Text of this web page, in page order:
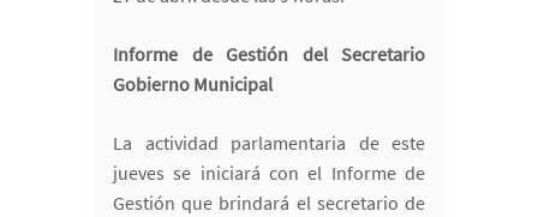
Informe de Gestión del Secretario
Gobierno Municipal
La actividad parlamentaria de este
jueves se iniciará con el Informe de
Gestión que brindará el secretario de